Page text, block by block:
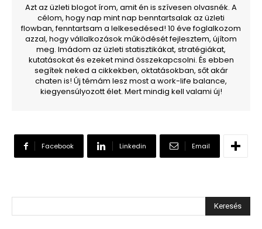
Azt az üzleti blogot írom, amit én is szívesen olvasnék. A
célom, hogy nap mint nap benntartsalak az üzleti
flowban, fenntartsam a lelkesedésed! 10 éve foglalkozom
azzal, hogy vállalkozások működését fejlesztem, újítom
meg. Imádom az üzleti statisztikákat, stratégiákat,
kutatásokat és ezeket mind összekapcsolni. És ebben
segítek neked a cikkekben, oktatásokban, sőt akár
chaten is! Új témám lesz most a work-life balance,
kiegyensúlyozott élet. Mert mindig kell valami új!
Facebook Linkedin Email
Keresés